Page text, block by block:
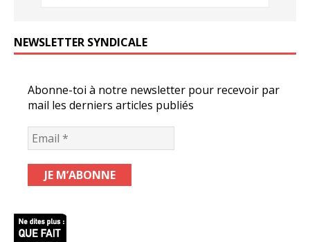
NEWSLETTER SYNDICALE
Abonne-toi à notre newsletter pour recevoir par
mail les derniers articles publiés